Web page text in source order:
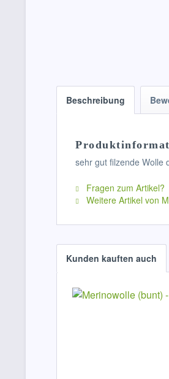
Beschreibung
sehr gut filzende Wolle
Fragen zum Artikel?
Weitere Artikel von
Kunden kauften auch